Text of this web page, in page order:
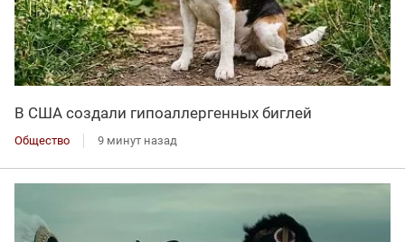
В США создали гипоаллергенных биглей
Общество 9 минут назад